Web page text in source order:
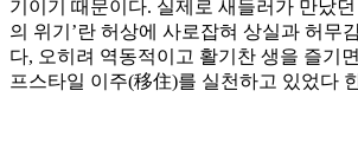
기이기 때문이다. 실제로 새들러가 만났던
의 위기’란 허상에 사로잡혀 상실과 허무
다, 오히려 역동적이고 활기찬 생을 즐기
프스타일 이주(移住)를 실천하고 있었다